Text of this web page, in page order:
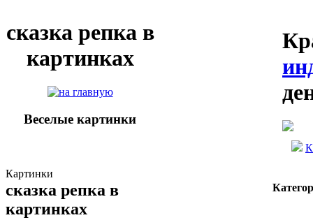
сказка репка в
картинках
Веселые картинки
Картинки
сказка репка в
картинках